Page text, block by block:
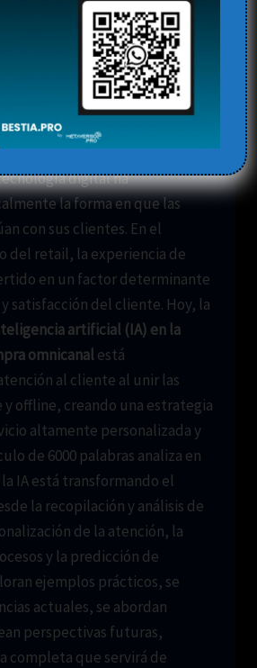
de
Blog inteligencia artificial/ Por
digital ha
la forma en que las
con sus clientes. En el
del retail, la experiencia de
en un factor determinante
satisfacción del cliente. Hoy, la
artificial (IA) en la
omnicanalestá
al cliente al unir las
y offline, creando una estrategia
altamente personalizada y
de 6000 palabras analiza en
IA está transformando el
la recopilación y análisis de
de la atención, la
y la predicción de
ejemplos prácticos, se
actuales, se abordan
perspectivas futuras,
completa que servirá de